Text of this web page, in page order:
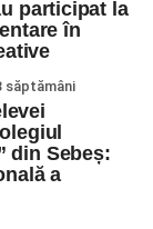
participat la
în
săptămâni
din Sebeș:
a